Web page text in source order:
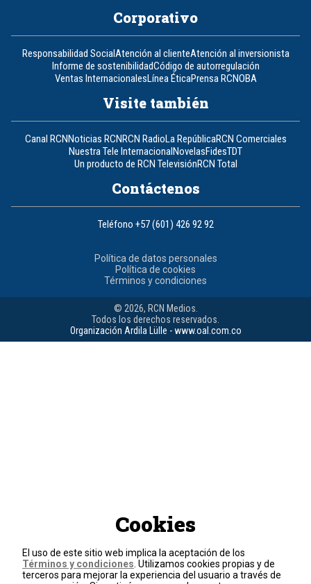
Corporativo
Responsabilidad SocialAtención al clienteAtención al inversionista
Informe de sostenibilidadCódigo de autorregulación
Ventas InternacionalesLínea ÉticaPrensa RCNOBA
Visite también
Canal RCNNoticias RCNRCN RadioLa RepúblicaRCN Comerciales
Nuestra Tele InternacionalNovelasFidesTDT
Un producto de RCN TelevisiónRCN Total
Contáctenos
Teléfono +57 (601) 426 92 92
Política de datos personales
Política de cookies
Términos y condiciones
© 2026, RCN Medios.
Todos los derechos reservados.
Organización Ardila Lülle - www.oal.com.co
Cookies
El uso de este sitio web implica la aceptación de los
Términos y condiciones . Utilizamos cookies propias y de
terceros para mejorar la experiencia del usuario a través de